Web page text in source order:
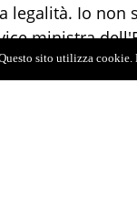
legalità. Io non
ministra
schietta:
che
sito utilizza cookie.